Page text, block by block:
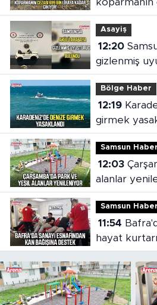
koparmanın
kadar
Asayiş
12:20Samsun'da akülü arabaya
gizlenmiş
Bölge Haber
12:19Karadeniz'de denize
girmek
Samsun Haber
12:03Çarşamba'da park ve yeşil
alanlar
Samsun Haber
11:54
hayat